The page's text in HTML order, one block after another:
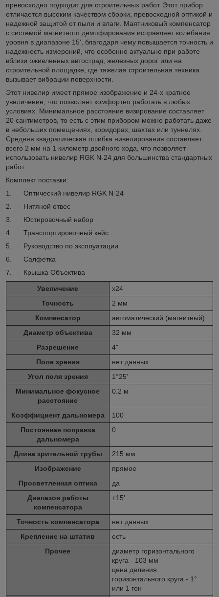
превосходно подходит для строительных работ. Этот прибор
отличается высоким качеством сборки, превосходной оптикой и
надежной защитой от пыли и влаги. Маятниковый компенсатор
с системой магнитного демпфирования исправляет колебания
уровня в диапазоне 15', благодаря чему повышается точность и
надежность измерений, что особенно актуально при работе
вблизи оживленных автострад, железных дорог или на
строительной площадке, где тяжелая строительная техника
вызывает вибрации поверхности.
Этот нивелир имеет прямое изображение и 24-х кратное
увеличение, что позволяет комфортно работать в любых
условиях. Минимальное расстояние визирование составляет
20 сантиметров, то есть с этим прибором можно работать даже
в небольших помещениях, коридорах, шахтах или туннелях.
Средняя квадратическая ошибка нивелирования составляет
всего 2 мм на 1 километр двойного хода, что позволяет
использовать нивелир RGK N-24 для большинства стандартных
работ.
Комплект поставки:
1. Оптический нивелир RGK N-24
2. Нитяной отвес
3. Юстировочный набор
4. Транспортировочный кейс
5. Руководство по эксплуатации
6. Салфетка
7. Крышка Объектива
Увеличение
х24
Точность
2 мм
Компенсатор
автоматический (магнитный)
Диаметр объектива
32 мм
Разрешение
4"
Поле зрения
нет данных
Угол поля зрения
1°25'
Минимальное фокусное
расстояние
0.2 м
Коэффициент дальномера
100
Постоянная поправка
дальномера
0
Длина зрительной трубы
215 мм
Изображение
прямое
Просветленная оптика
да
Диапазон работы
компенсатора
±15'
Точность компенсатора
нет данных
Крепление на штатив
есть
Прочее
диаметр горизонтального
круга - 103 мм
цена деления
горизонтального круга - 1°
или 1 гон